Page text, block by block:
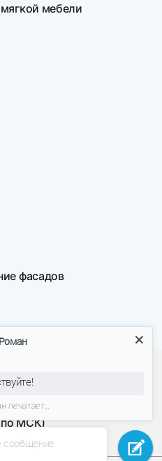
мебели
фасадов
МСК)
район, с.
сообщение
Роман
печатает...